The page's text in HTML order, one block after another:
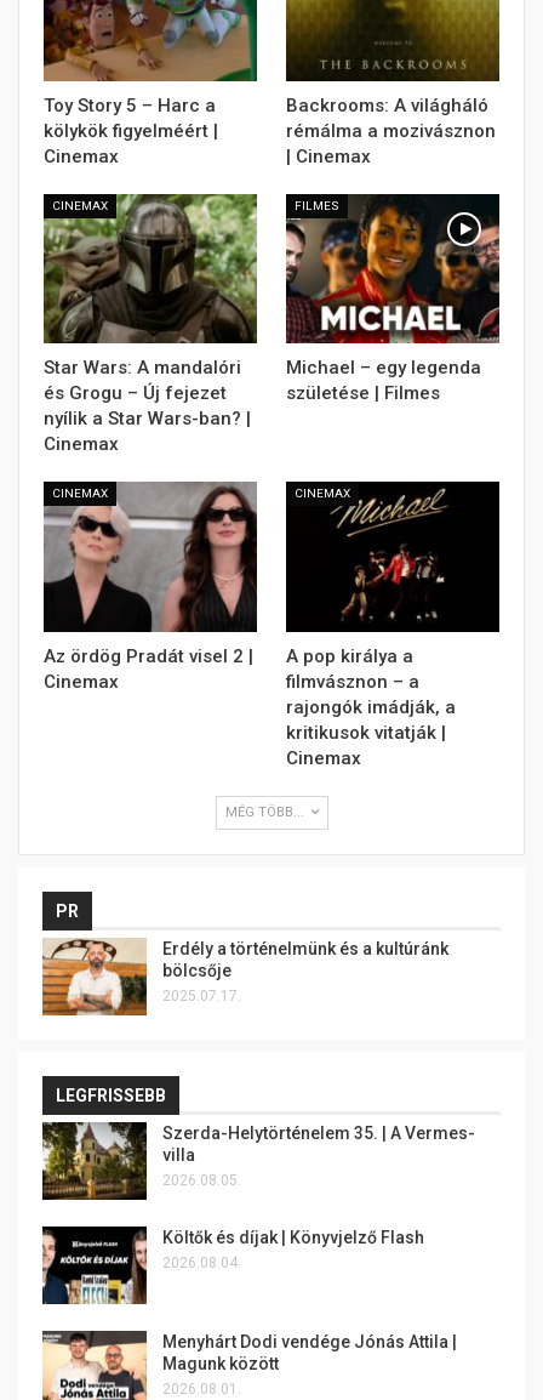
Toy Story 5 – Harc a
kölykök figyelméért |
Cinemax
Backrooms: A világháló
rémálma a mozivásznon
| Cinemax
CINEMAX
Star Wars: A mandalóri
és Grogu – Új fejezet
nyílik a Star Wars-ban? |
Cinemax
FILMES
Michael – egy legenda
születése | Filmes
CINEMAX
Az ördög Pradát visel 2 |
Cinemax
CINEMAX
A pop királya a
filmvásznon – a
rajongók imádják, a
kritikusok vitatják |
Cinemax
MÉG TÖBB...
PR
Erdély a történelmünk és a kultúránk
bölcsője
2025.07.17.
LEGFRISSEBB
Szerda-Helytörténelem 35. | A Vermes-
villa
2026.08.05.
Költők és díjak | Könyvjelző Flash
2026.08.04.
Menyhárt Dodi vendége Jónás Attila |
Magunk között
2026.08.01.